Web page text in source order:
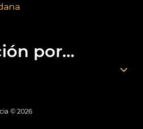
por...
© 2026